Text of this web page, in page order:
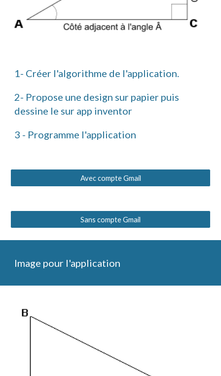
1- Créer l'algorithme de l'application.
2- Propose une design sur papier puis
dessine le sur app inventor
3 - Programme l'application
Avec compte Gmail
Sans compte Gmail
Image pour l'application